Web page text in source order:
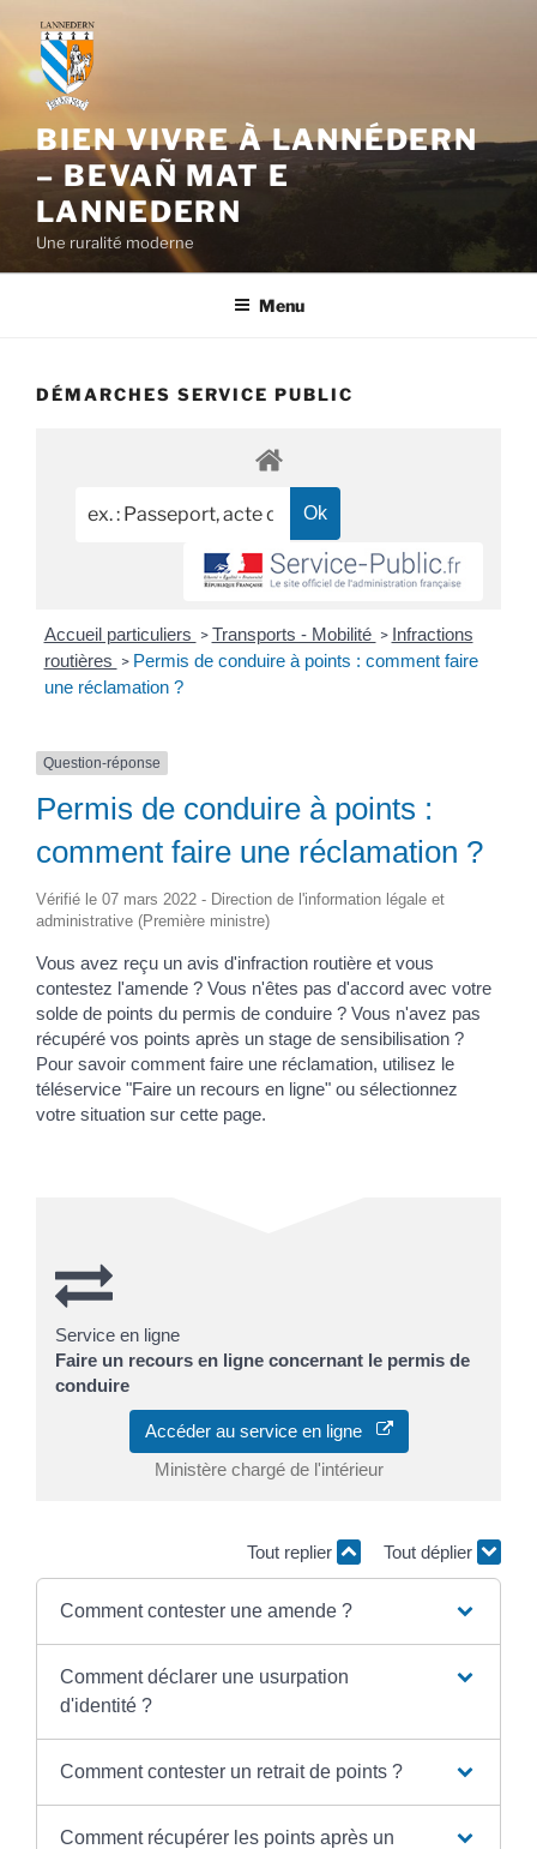
contenu
principal
BIEN VIVRE À LANNÉDERN
– BEVAÑ MAT E
LANNEDERN
Une ruralité moderne
Menu
DÉMARCHES SERVICE PUBLIC
Accueil particuliers > Transports - Mobilité > Infractions
routières > Permis de conduire à points : comment faire
une réclamation ?
Question-réponse
Permis de conduire à points :
comment faire une réclamation ?
Vérifié le 07 mars 2022 - Direction de l'information légale et
administrative (Première ministre)
Vous avez reçu un avis d'infraction routière et vous
contestez l'amende ? Vous n'êtes pas d'accord avec votre
solde de points du permis de conduire ? Vous n'avez pas
récupéré vos points après un stage de sensibilisation ?
Pour savoir comment faire une réclamation, utilisez le
téléservice "Faire un recours en ligne" ou sélectionnez
votre situation sur cette page.
Service en ligne
Faire un recours en ligne concernant le permis de
conduire
Accéder au service en ligne
Ministère chargé de l'intérieur
Tout replier Tout déplier
Comment contester une amende ?
Comment déclarer une usurpation
d'identité ?
Comment contester un retrait de points ?
Comment récupérer les points après un